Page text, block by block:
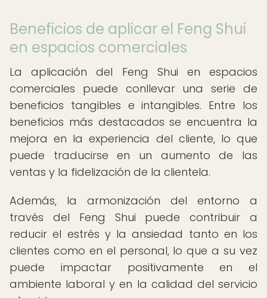
Beneficios de aplicar el Feng Shui
en espacios comerciales
La aplicación del Feng Shui en espacios
comerciales puede conllevar una serie de
beneficios tangibles e intangibles. Entre los
beneficios más destacados se encuentra la
mejora en la experiencia del cliente, lo que
puede traducirse en un aumento de las
ventas y la fidelización de la clientela.
Además, la armonización del entorno a
través del Feng Shui puede contribuir a
reducir el estrés y la ansiedad tanto en los
clientes como en el personal, lo que a su vez
puede impactar positivamente en el
ambiente laboral y en la calidad del servicio